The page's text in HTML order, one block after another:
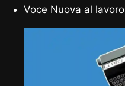
Voce Nuova al lavoro